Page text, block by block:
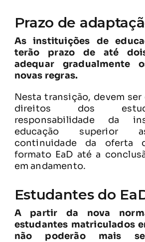
Prazo de
As instituições de
terão prazo de até
adequar gradualmente
novas regras.
Nesta transição, devem
direitos dos
responsabilidade da
educação superior
continuidade da oferta
formato EaD até a
em andamento.
Estudantes do
A partir da nova
estudantes matriculados
não poderão mais